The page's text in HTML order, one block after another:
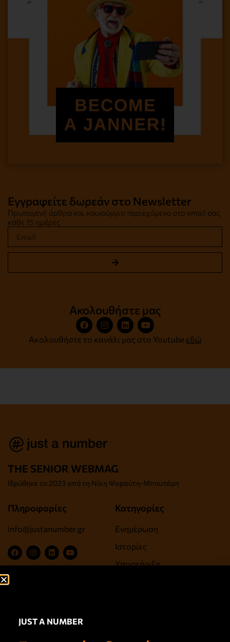
Εγγραφείτε δωρεάν στο Newsletter
Πρωτογενή άρθρα και καινούργιο περιεχόμενο στο email σας
κάθε 15 ημέρες
Ακολουθήστε μας
Ακολουθήστε το κανάλι μας στο Youtube εδώ
THE SENIOR WEBMAG
Iδρύθηκε το 2023 από τη Νίκη Ψαραύτη-Μπουτάρη
Πληροφορίες
info@justanumber.gr
Κατηγορίες
Ενημέρωση
Ιστορίες
Υποστήριξη
Σύνδεσμοι
JUST A NUMBER